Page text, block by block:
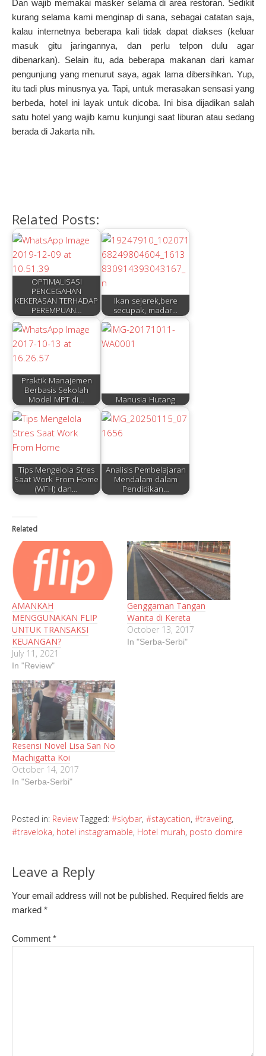
Dan wajib memakai masker selama di area restoran. Sedikit
kurang selama kami menginap di sana, sebagai catatan saja,
kalau internetnya beberapa kali tidak dapat diakses (keluar
masuk gitu jaringannya, dan perlu telpon dulu agar
dibenarkan). Selain itu, ada beberapa makanan dari kamar
pengunjung yang menurut saya, agak lama dibersihkan. Yup,
itu tadi plus minusnya ya. Tapi, untuk merasakan sensasi yang
berbeda, hotel ini layak untuk dicoba. Ini bisa dijadikan salah
satu hotel yang wajib kamu kunjungi saat liburan atau sedang
berada di Jakarta nih.
Related Posts:
OPTIMALISASI
PENCEGAHAN
KEKERASAN TERHADAP
PEREMPUAN…
Ikan sejerek,bere
secupak, madar...
Praktik Manajemen
Berbasis Sekolah
Model MPT di…
Manusia Hutang
Tips Mengelola Stres
Saat Work From Home
(WFH) dan…
Analisis Pembelajaran
Mendalam dalam
Pendidikan…
Related
AMANKAH
MENGGUNAKAN FLIP
UNTUK TRANSAKSI
KEUANGAN?
July 11, 2021
In "Review"
Genggaman Tangan
Wanita di Kereta
October 13, 2017
In "Serba-Serbi"
Resensi Novel Lisa San No
Machigatta Koi
October 14, 2017
In "Serba-Serbi"
Posted in: Review Tagged: #skybar, #staycation, #traveling,
#traveloka, hotel instagramable, Hotel murah, posto domire
Leave a Reply
Your email address will not be published. Required fields are
marked *
Comment *